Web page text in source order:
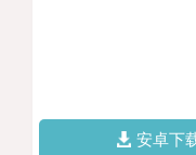
安卓下